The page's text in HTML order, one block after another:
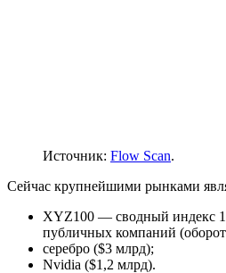
Источник: Flow Scan.
Сейчас крупнейшими рынками
XYZ100 — сводный индекс
публичных компаний
серебро ($3 млрд);
Nvidia ($1,2 млрд).